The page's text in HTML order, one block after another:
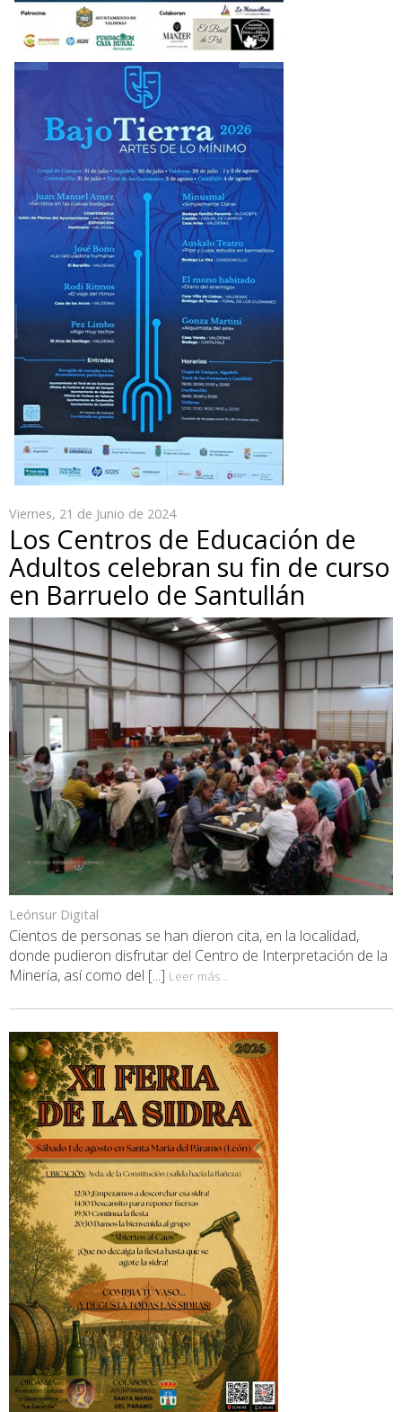
Viernes, 21 de Junio de 2024
Los Centros de Educación de
Adultos celebran su fin de curso
en Barruelo de Santullán
Leónsur Digital
Cientos de personas se han dieron cita, en la localidad,
donde pudieron disfrutar del Centro de Interpretación de la
Minería, así como del [...] Leer más...